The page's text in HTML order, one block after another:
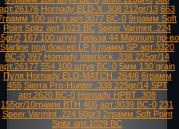
арт.26176 Hornady ELD-X .308 212gr/13 663
100 штук арт.3077 ВС-0 9грамм Soft
Point Spitz арт.1023 ВС Speer Varmint .224
2 167 100 штук Гильза 44 Magnum пр-во
Starline под боксер LP 6 грамм SP арт.3320
ВС-0 397 Hornady Interlock .338 225gr/14
арт.26177 554 100 штук ВС-0 5мм 130 grain
Пуля Hornady ELD-MATCH .264/6 6грамм
455 Sierra Pro-Hunter .338 225gr/14 SPT
арт.2620 ВС-0 Hornady HPBT .308
155gr/10грамм BTH 405 арт.3039 ВС-0 231
Speer Varmint .224 50gr3 2грамм Soft Point
Spitz арт.1029 ВС